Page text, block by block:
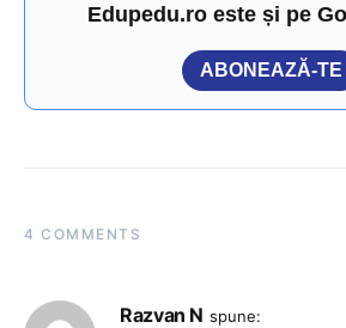
Edupedu.ro este și pe
ABONEAZĂ-TE
4 COMMENTS
Razvan N spune: